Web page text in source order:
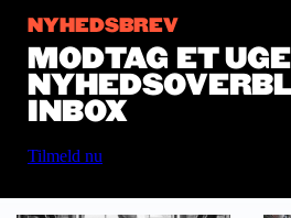
NYHEDSBREV
MODTAG ET
INBOX
Tilmeld nu